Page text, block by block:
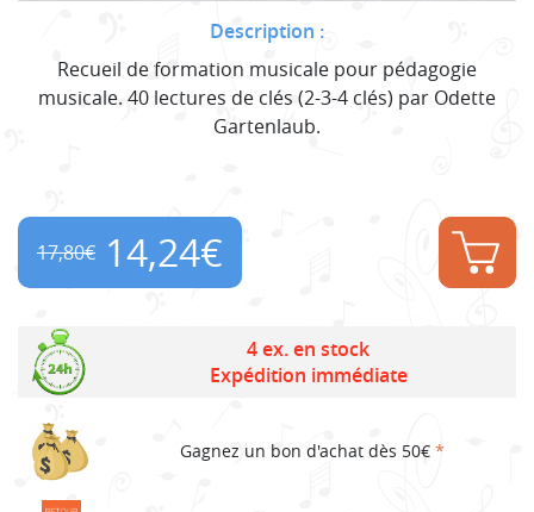
Description :
Recueil de formation musicale pour pédagogie
musicale. 40 lectures de clés (2-3-4 clés) par Odette
Gartenlaub.
17,80€
Original
17,80€.
14,24€
Current
14,24€.
4 ex. en stock
Expédition immédiate
Gagnez un bon d'achat dès 50€ *